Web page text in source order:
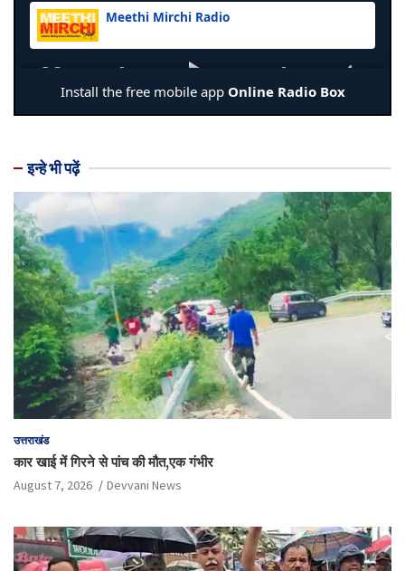
इन्हे भी पढ़ें
उत्तराखंड
कार खाई में गिरने से पांच की मौत,एक गंभीर
August 7, 2026 Devvani News